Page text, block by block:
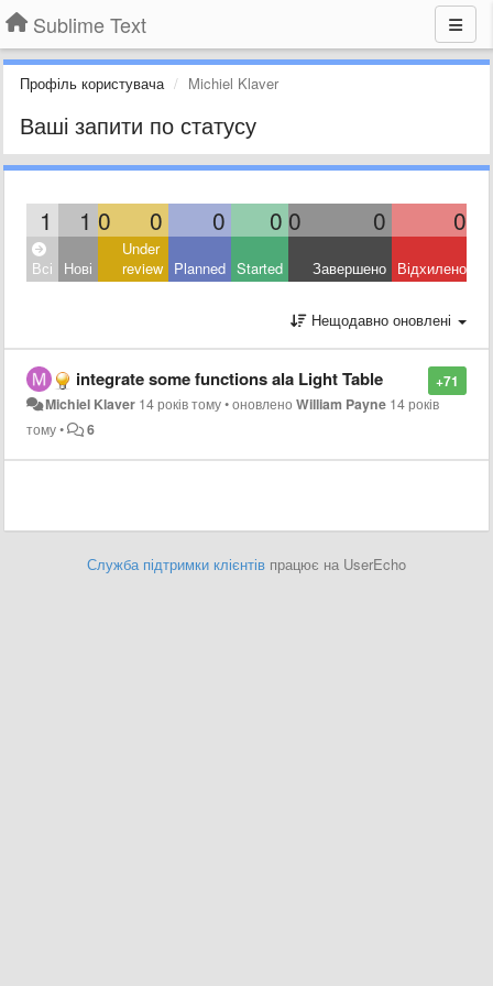
Sublime Text
Профіль користувача Michiel Klaver
Ваші запити по статусу
1 1 0 0 0 0 0 0 0
Всі Нові
Under
review Planned Started Завершено Відхилено
Нещодавно оновлені
+71
integrate some functions ala Light Table
Michiel Klaver 14 років тому•оновленоWilliam Payne 14 років
тому• 6
Служба підтримки клієнтів працює на UserEcho